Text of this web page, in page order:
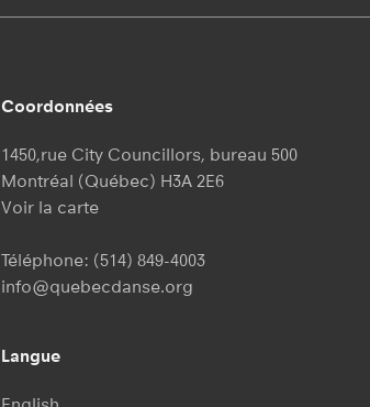
Coordonnées
1450,rue City Councillors, bureau 500
Montréal (Québec) H3A 2E6
Voir la carte
Téléphone: (514) 849-4003
info@quebecdanse.org
Langue